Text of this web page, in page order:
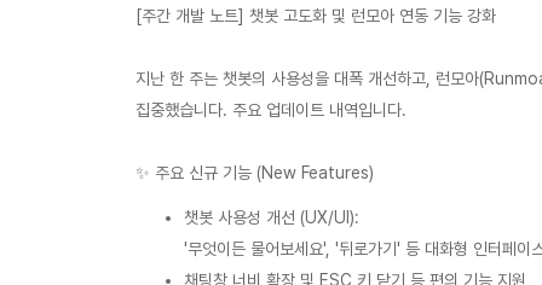
[주간 개발 노트] 챗봇 고도화 및 런모아 연동 기능 강화
지난 한 주는 챗봇의 사용성을 대폭 개선하고, 런모아
집중했습니다. 주요 업데이트 내역입니다.
✨ 주요 신규 기능 (New Features)
챗봇 사용성 개선 (UX/UI):
'무엇이든 물어보세요', '뒤로가기' 등 대화형 인터페이
채팅창 너비 확장 및 ESC 키 닫기 등 편의 기능 지원